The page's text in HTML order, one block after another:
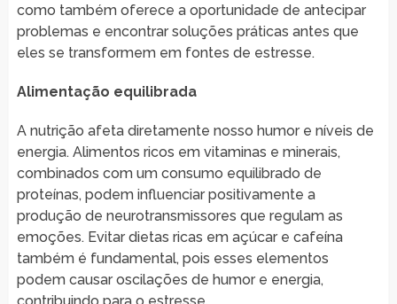
como também oferece a oportunidade de antecipar
problemas e encontrar soluções práticas antes que
eles se transformem em fontes de estresse.
Alimentação equilibrada
A nutrição afeta diretamente nosso humor e níveis de
energia. Alimentos ricos em vitaminas e minerais,
combinados com um consumo equilibrado de
proteínas, podem influenciar positivamente a
produção de neurotransmissores que regulam as
emoções. Evitar dietas ricas em açúcar e cafeína
também é fundamental, pois esses elementos
podem causar oscilações de humor e energia,
contribuindo para o estresse.